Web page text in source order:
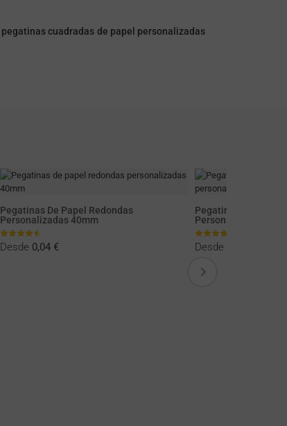
pegatinas cuadradas de papel personalizadas
Pegatinas De Papel Redondas
Personalizadas 40mm
Desde 0,04 €
Pegatinas De Papel
Personalizadas
Desde